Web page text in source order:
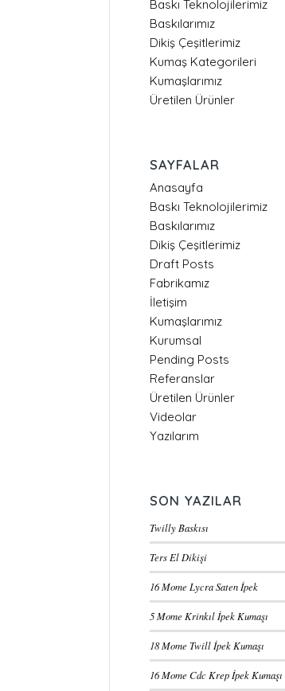
Baskı Teknolojilerimiz
Baskılarımız
Dikiş Çeşitlerimiz
Kumaş Kategorileri
Kumaşlarımız
Üretilen Ürünler
SAYFALAR
Anasayfa
Baskı Teknolojilerimiz
Baskılarımız
Dikiş Çeşitlerimiz
Draft Posts
Fabrikamız
İletişim
Kumaşlarımız
Kurumsal
Pending Posts
Referanslar
Üretilen Ürünler
Videolar
Yazılarım
SON YAZILAR
Twilly Baskısı
Ters El Dikişi
16 Mome Lycra Saten İpek
5 Mome Krinkıl İpek Kumaşı
18 Mome Twill İpek Kumaşı
16 Mome Cdc Krep İpek Kumaşı